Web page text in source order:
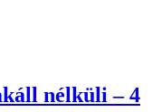
nélküli – 4